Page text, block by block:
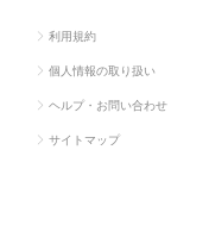
利用規約
個人情報の取り扱い
ヘルプ・お問い合わせ
サイトマップ